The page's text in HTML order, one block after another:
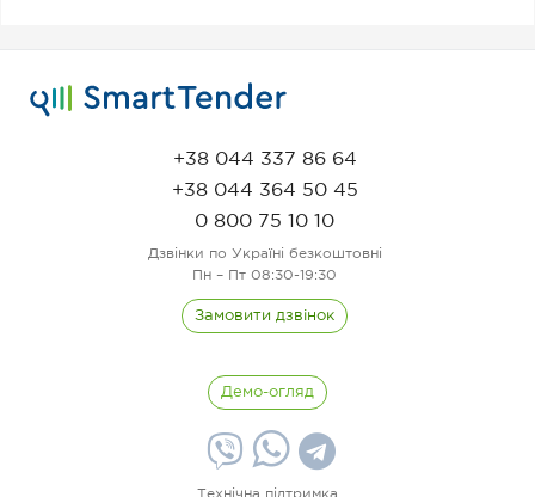
+38 044 337 86 64
+38 044 364 50 45
0 800 75 10 10
Дзвінки по Україні безкоштовні
Пн – Пт 08:30-19:30
Замовити дзвінок
Технічна підтримка
Демо-огляд